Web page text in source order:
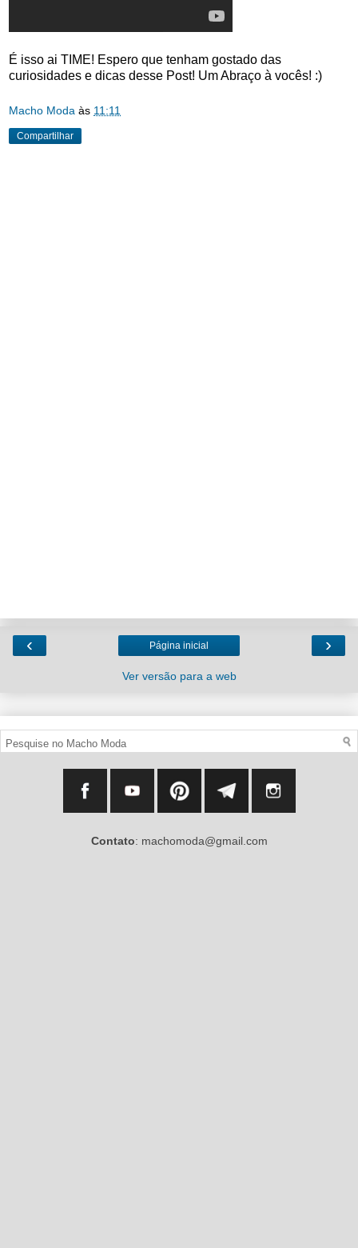
É isso ai TIME! Espero que tenham gostado das
curiosidades e dicas desse Post! Um Abraço à vocês! :)
Macho Moda às 11:11
Compartilhar
‹ ›
Página inicial
Ver versão para a web
Contato: machomoda@gmail.com